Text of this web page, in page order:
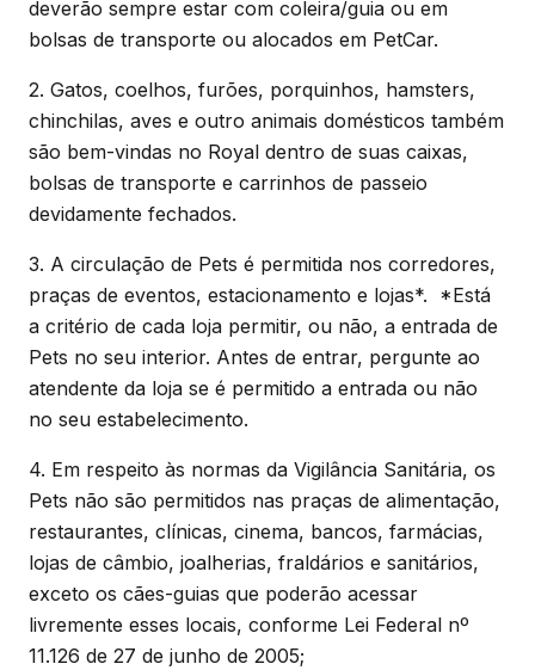
deverão sempre estar com coleira/guia ou em
bolsas de transporte ou alocados em PetCar.
2. Gatos, coelhos, furões, porquinhos, hamsters,
chinchilas, aves e outro animais domésticos também
são bem-vindas no Royal dentro de suas caixas,
bolsas de transporte e carrinhos de passeio
devidamente fechados.
3. A circulação de Pets é permitida nos corredores,
praças de eventos, estacionamento e lojas*. *Está
a critério de cada loja permitir, ou não, a entrada de
Pets no seu interior. Antes de entrar, pergunte ao
atendente da loja se é permitido a entrada ou não
no seu estabelecimento.
4. Em respeito às normas da Vigilância Sanitária, os
Pets não são permitidos nas praças de alimentação,
restaurantes, clínicas, cinema, bancos, farmácias,
lojas de câmbio, joalherias, fraldários e sanitários,
exceto os cães-guias que poderão acessar
livremente esses locais, conforme Lei Federal nº
11.126 de 27 de junho de 2005;